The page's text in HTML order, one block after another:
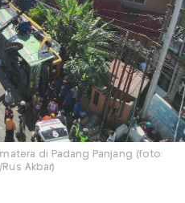
di Padang Panjang (foto:
Akbar)